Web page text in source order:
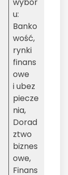
wybor
u:
Banko
wość,
rynki
finans
owe
i ubez
piecze
nia,
Dorad
ztwo
biznes
owe,
Finans